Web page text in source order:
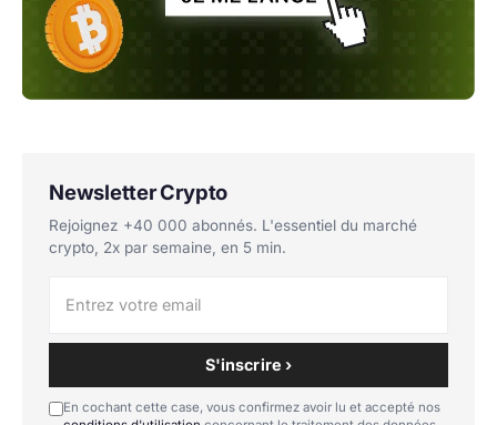
Newsletter Crypto
Rejoignez +40 000 abonnés. L'essentiel du marché
crypto, 2x par semaine, en 5 min.
S'inscrire ›
En cochant cette case, vous confirmez avoir lu et accepté nos